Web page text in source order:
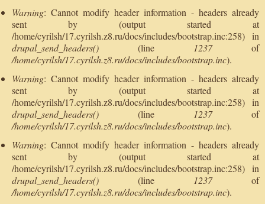
Warning: Cannot modify header information - headers already
sent by (output started at
/home/cyrilsh/17.cyrilsh.z8.ru/docs/includes/bootstrap.inc:258) in
drupal_send_headers() (line 1237of
/home/cyrilsh/17.cyrilsh.z8.ru/docs/includes/bootstrap.inc).
Warning: Cannot modify header information - headers already
sent by (output started at
/home/cyrilsh/17.cyrilsh.z8.ru/docs/includes/bootstrap.inc:258) in
drupal_send_headers() (line 1237of
/home/cyrilsh/17.cyrilsh.z8.ru/docs/includes/bootstrap.inc).
Warning: Cannot modify header information - headers already
sent by (output started at
/home/cyrilsh/17.cyrilsh.z8.ru/docs/includes/bootstrap.inc:258) in
drupal_send_headers() (line 1237of
/home/cyrilsh/17.cyrilsh.z8.ru/docs/includes/bootstrap.inc).